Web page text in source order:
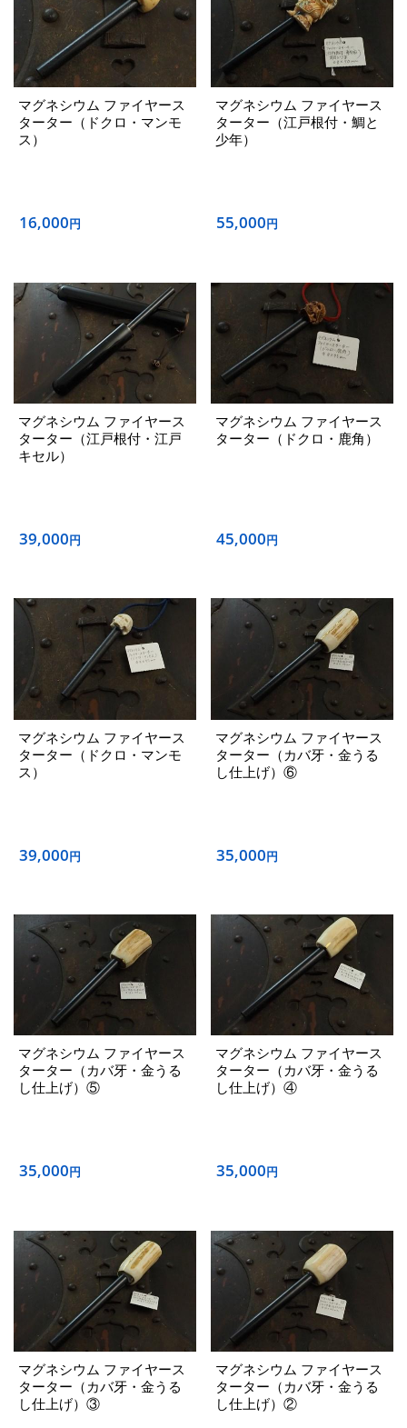
マグネシウム ファイヤース
ターター（ドクロ・マンモ
ス）
16,000円
マグネシウム ファイヤース
ターター（江戸根付・鯛と
少年）
55,000円
マグネシウム ファイヤース
ターター（江戸根付・江戸
キセル）
39,000円
マグネシウム ファイヤース
ターター（ドクロ・鹿角）
45,000円
マグネシウム ファイヤース
ターター（ドクロ・マンモ
ス）
39,000円
マグネシウム ファイヤース
ターター（カバ牙・金うる
し仕上げ）⑥
35,000円
マグネシウム ファイヤース
ターター（カバ牙・金うる
し仕上げ）⑤
35,000円
マグネシウム ファイヤース
ターター（カバ牙・金うる
し仕上げ）④
35,000円
マグネシウム ファイヤース
ターター（カバ牙・金うる
し仕上げ）③
マグネシウム ファイヤース
ターター（カバ牙・金うる
し仕上げ）②